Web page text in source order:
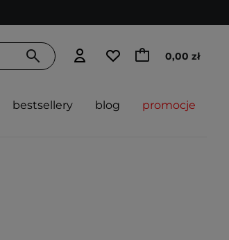
0,00 zł
bestsellery blog promocje